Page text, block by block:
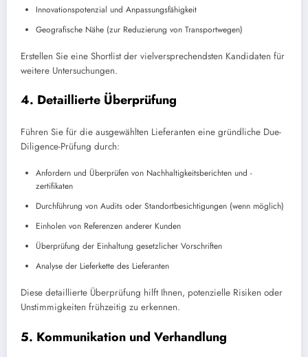
Innovationspotenzial und Anpassungsfähigkeit
Geografische Nähe (zur Reduzierung von Transportwegen)
Erstellen Sie eine Shortlist der vielversprechendsten Kandidaten für
weitere Untersuchungen.
4. Detaillierte Überprüfung
Führen Sie für die ausgewählten Lieferanten eine gründliche Due-
Diligence-Prüfung durch:
Anfordern und Überprüfen von Nachhaltigkeitsberichten und -
zertifikaten
Durchführung von Audits oder Standortbesichtigungen (wenn möglich)
Einholen von Referenzen anderer Kunden
Überprüfung der Einhaltung gesetzlicher Vorschriften
Analyse der Lieferkette des Lieferanten
Diese detaillierte Überprüfung hilft Ihnen, potenzielle Risiken oder
Unstimmigkeiten frühzeitig zu erkennen.
5. Kommunikation und Verhandlung